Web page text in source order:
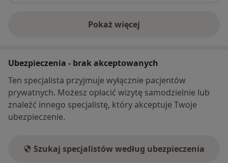
Pokaż więcej
o adresie
Ubezpieczenia - brak akceptowanych
Ten specjalista przyjmuje wyłącznie pacjentów
prywatnych. Możesz opłacić wizytę samodzielnie lub
znaleźć innego specjalistę, który akceptuje Twoje
ubezpieczenie.
Szukaj specjalistów według ubezpieczenia